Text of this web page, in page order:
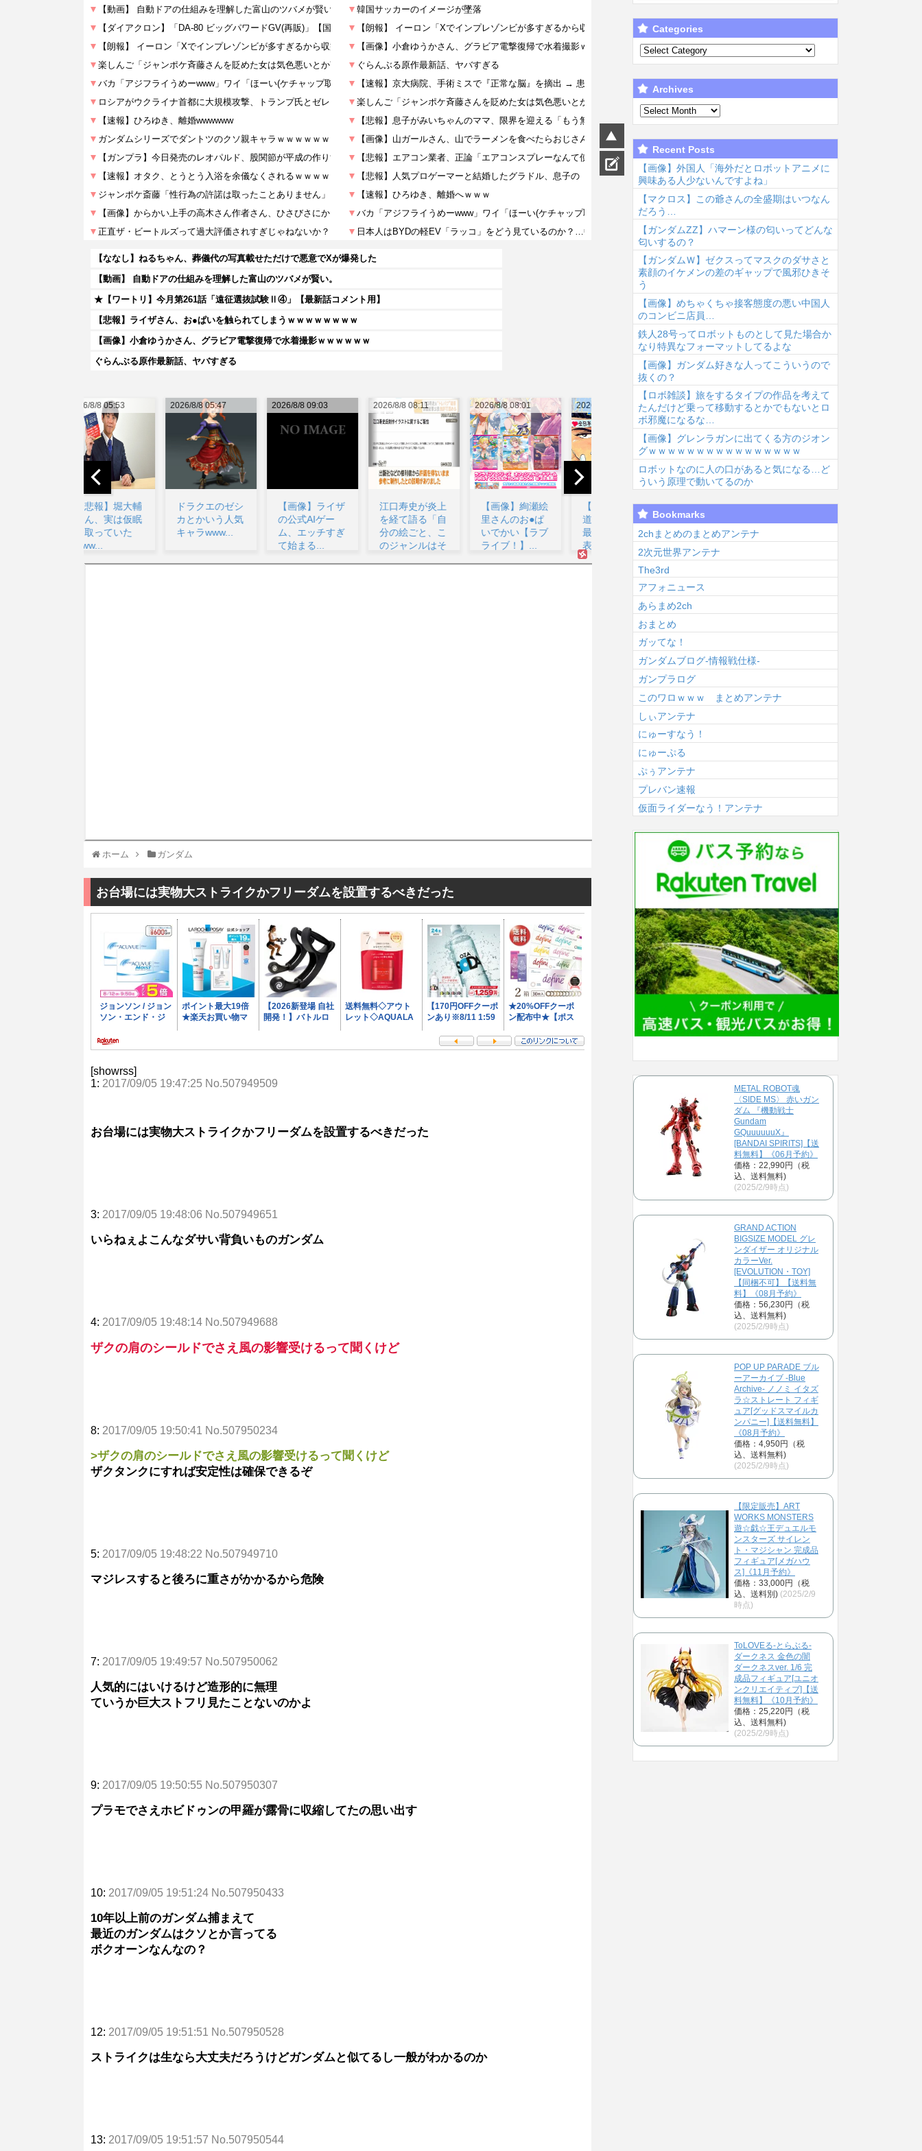
【ななし】ねるちゃん、葬儀代の写真載せただけで悪意でXが爆発した
【動画】 自動ドアの仕組みを理解した富山のツバメが賢い。
★【ワートリ】今月第261話「遠征選抜試験Ⅱ④」【最新話コメント用】
【悲報】ライザさん、お●ぱいを触られてしまうｗｗｗｗｗｗｗｗ
【画像】小倉ゆうかさん、グラビア電撃復帰で水着撮影ｗｗｗｗｗｗ
ぐらんぶる原作最新話、ヤバすぎる
2026/8/8 09:03
【画像】ライザ
の公式AIゲー
ム、エッチすぎ
2026/8/8 08:11
江口寿史が炎上
を経て語る「自
分の絵ごと、こ
のジャンルはそ
2026/8/8 08:01
【画像】絢瀬絵
里さんのお●ぱ
いでかい【ラブ
ライブ！】...
2026/8/8 07:52
【画像あり】王
道不良マンガの
最強キャラtier
表、完成する...
2026/8/8 07:00
トランプとか武
器にして戦いそ
うな顔のラブラ
イブ！キャラ...
2026/8/8 06:07
タイトーの新シ
んフィギュアが
人気らしい...
2026/8/8 06:06
【ラブライ
く、セガラッキ
ーく...
2026/8/8 05:47
ドラクエのゼシ
カとかいう人気
キャラwww...
ホーム ガンダム
お台場には実物大ストライクかフリーダムを設置するべきだった
[showrss]
1: 2017/09/05 19:47:25 No.507949509
お台場には実物大ストライクかフリーダムを設置するべきだった
3: 2017/09/05 19:48:06 No.507949651
いらねぇよこんなダサい背負いものガンダム
4: 2017/09/05 19:48:14 No.507949688
ザクの肩のシールドでさえ風の影響受けるって聞くけど
8: 2017/09/05 19:50:41 No.507950234
>ザクの肩のシールドでさえ風の影響受けるって聞くけど
ザクタンクにすれば安定性は確保できるぞ
5: 2017/09/05 19:48:22 No.507949710
マジレスすると後ろに重さがかかるから危険
7: 2017/09/05 19:49:57 No.507950062
人気的にはいけるけど造形的に無理
ていうか巨大ストフリ見たことないのかよ
9: 2017/09/05 19:50:55 No.507950307
プラモでさえホビドゥンの甲羅が露骨に収縮してたの思い出す
10: 2017/09/05 19:51:24 No.507950433
10年以上前のガンダム捕まえて
最近のガンダムはクソとか言ってる
ボクオーンなんなの？
12: 2017/09/05 19:51:51 No.507950528
ストライクは生なら大丈夫だろうけどガンダムと似てるし一般がわかるのか
13: 2017/09/05 19:51:57 No.507950544
Categories
Archives
Recent Posts
【画像】外国人「海外だとロボットアニメに
興味ある人少ないんですよね」
【マクロス】この爺さんの全盛期はいつなん
だろう…
【ガンダムΖΖ】ハマーン様の匂いってどんな
匂いするの？
【ガンダムＷ】ゼクスってマスクのダサさと
素顔のイケメンの差のギャップで風邪ひきそ
う
【画像】めちゃくちゃ接客態度の悪い中国人
のコンビニ店員…
鉄人28号ってロボットものとして見た場合か
なり特異なフォーマットしてるよな
【画像】ガンダム好きな人ってこういうので
抜くの？
【ロボ雑談】旅をするタイプの作品を考えて
たんだけど乗って移動するとかでもないとロ
ボ邪魔になるな…
【画像】グレンラガンに出てくる方のジオン
グｗｗｗｗｗｗｗｗｗｗｗｗｗｗｗｗ
ロボットなのに人の口があると気になる…ど
ういう原理で動いてるのか
Bookmarks
2chまとめのまとめアンテナ
2次元世界アンテナ
The3rd
アフォニュース
あらまめ2ch
おまとめ
ガッてな！
ガンダムブログ-情報戦仕様-
ガンプラログ
このワロｗｗｗ まとめアンテナ
しぃアンテナ
にゅーすなう！
にゅーぷる
ぷぅアンテナ
プレバン速報
仮面ライダーなう！アンテナ
METAL ROBOT魂
〈SIDE MS〉 赤いガン
ダム 『機動戦士
Gundam
GQuuuuuuX』
[BANDAI SPIRITS]【送
料無料】《06月予約》
価格：22,990円（税
込、送料無料)
(2025/2/9時点)
GRAND ACTION
BIGSIZE MODEL グレ
ンダイザー オリジナル
カラーVer.
[EVOLUTION・TOY]
【同梱不可】【送料無
料】《08月予約》
価格：56,230円（税
込、送料無料)
(2025/2/9時点)
POP UP PARADE ブル
ーアーカイブ -Blue
Archive- ノノミ イタズ
ラ☆ストレート フィギ
ュア[グッドスマイルカ
ンパニー]【送料無料】
《08月予約》
価格：4,950円（税
込、送料無料)
(2025/2/9時点)
【限定販売】ART
WORKS MONSTERS
遊☆戯☆王デュエルモ
ンスターズ サイレン
ト・マジシャン 完成品
フィギュア[メガハウ
ス]《11月予約》
価格：33,000円（税
込、送料別) (2025/2/9
時点)
ToLOVEる-とらぶる-
ダークネス 金色の闇
ダークネスver. 1/6 完
成品フィギュア[ユニオ
ンクリエイティブ]【送
料無料】《10月予約》
価格：25,220円（税
込、送料無料)
(2025/2/9時点)